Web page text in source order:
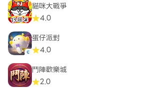
貓咪大戰爭
4.0
蛋仔派對
4.0
鬥陣歡樂城
2.0